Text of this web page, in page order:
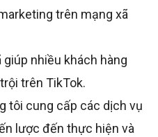
trên mạng xã
giúp nhiều khách hàng
trên TikTok.
tôi cung cấp các dịch vụ
lược đến thực hiện và